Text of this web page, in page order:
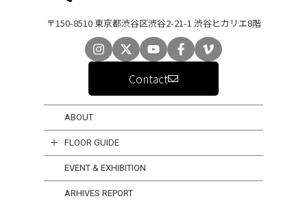
〒150-8510 東京都渋谷区渋谷2-21-1 渋谷ヒカリエ8階
Contact
ABOUT
FLOOR GUIDE
EVENT & EXHIBITION
ARHIVES REPORT